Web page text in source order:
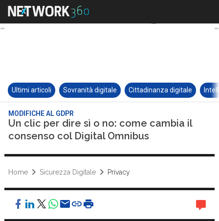
Ultimi articoli Sovranità digitale Cittadinanza digitale
MODIFICHE AL GDPR
Un clic per dire sì o no: come cambia il
consenso col Digital Omnibus
Home Sicurezza Digitale Privacy